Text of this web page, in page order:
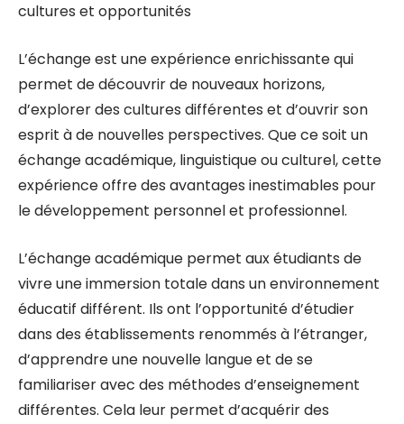
cultures et opportunités
L’échange est une expérience enrichissante qui
permet de découvrir de nouveaux horizons,
d’explorer des cultures différentes et d’ouvrir son
esprit à de nouvelles perspectives. Que ce soit un
échange académique, linguistique ou culturel, cette
expérience offre des avantages inestimables pour
le développement personnel et professionnel.
L’échange académique permet aux étudiants de
vivre une immersion totale dans un environnement
éducatif différent. Ils ont l’opportunité d’étudier
dans des établissements renommés à l’étranger,
d’apprendre une nouvelle langue et de se
familiariser avec des méthodes d’enseignement
différentes. Cela leur permet d’acquérir des